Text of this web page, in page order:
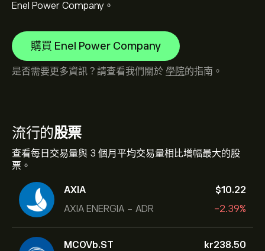
流行的股票
查看每日交易量與 3 個月平均交易量相比增幅最大的股
票。
AXIA
AXIA ENERGIA - ADR
‎$‎10.22
-2.39%
MCOVb.ST
‎kr‎238.50
Enel Power Company。
購買 Enel Power Company
是否需要更多資訊？請查看我們關於 學院的指南。